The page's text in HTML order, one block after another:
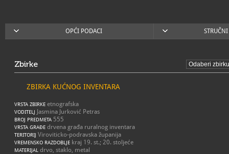
OPĆI PODACI
Zbirke
ZBIRKA KUĆNOG INVENTARA
VRSTA ZBIRKE etnografska
VODITELJ Jasmina Jurković Petras
BROJ PREDMETA 555
VRSTA GRAĐE drvena građa ruralnog inventara
TERITORIJ Viroviticko-podravska županija
VREMENSKO RAZDOBLJE kraj 19. st.; 20. stoljeće
MATERIJAL drvo, staklo, metal